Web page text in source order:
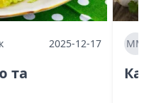
2025-12-17
та
ММ